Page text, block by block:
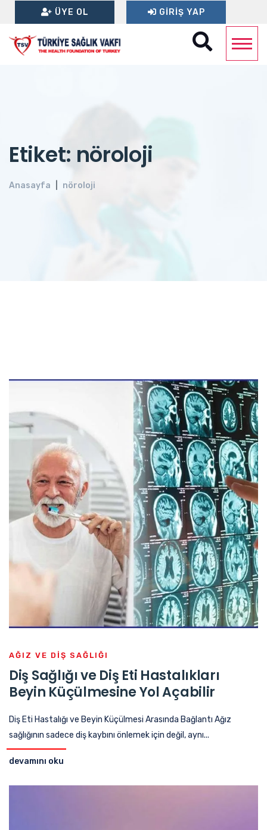
ÜYE OL GIRIŞ YAP
Etiket: nöroloji
Anasayfa nöroloji
AĞIZ VE DIŞ SAĞLIĞI
Diş Sağlığı ve Diş Eti Hastalıkları
Beyin Küçülmesine Yol Açabilir
Diş Eti Hastalığı ve Beyin Küçülmesi Arasında Bağlantı Ağız
sağlığının sadece diş kaybını önlemek için değil, aynı...
devamını oku